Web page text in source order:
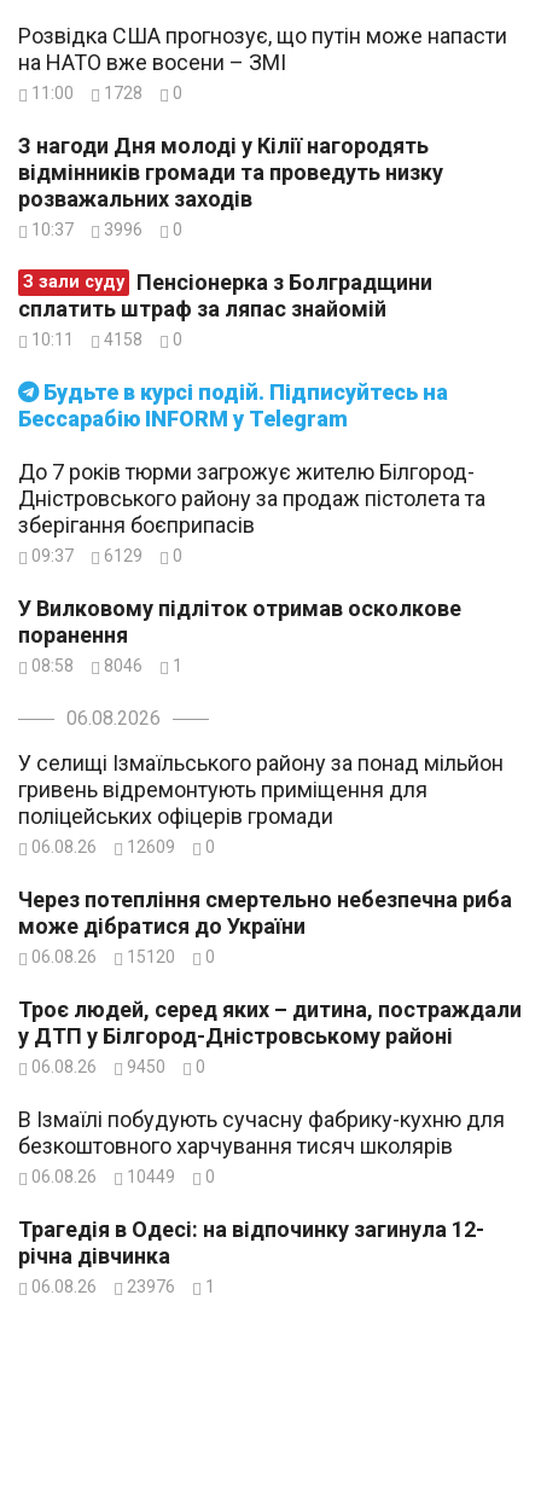
Будьте в курсі подій. Підписуйтесь на
Бессарабію INFORM у Telegram
Розвідка США прогнозує, що путін може напасти
на НАТО вже восени – ЗМІ
11:00 1728 0
З нагоди Дня молоді у Кілії нагородять
відмінників громади та проведуть низку
розважальних заходів
10:37 3996 0
З зали суду
сплатить штраф за ляпас знайомій
10:11 4158 0
До 7 років тюрми загрожує жителю Білгород-
Дністровського району за продаж пістолета та
зберігання боєприпасів
09:37 6129 0
У Вилковому підліток отримав осколкове
поранення
08:58 8046 1
06.08.2026
У селищі Ізмаїльського району за понад мільйон
гривень відремонтують приміщення для
поліцейських офіцерів громади
06.08.26 12609 0
Через потепління смертельно небезпечна риба
може дібратися до України
06.08.26 15120 0
Троє людей, серед яких – дитина, постраждали
у ДТП у Білгород-Дністровському районі
06.08.26 9450 0
В Ізмаїлі побудують сучасну фабрику-кухню для
безкоштовного харчування тисяч школярів
06.08.26 10449 0
Трагедія в Одесі: на відпочинку загинула 12-
річна дівчинка
06.08.26 23976 1